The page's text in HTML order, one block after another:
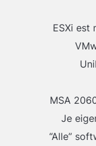
ESXi est
MSA
Je
“Alle”